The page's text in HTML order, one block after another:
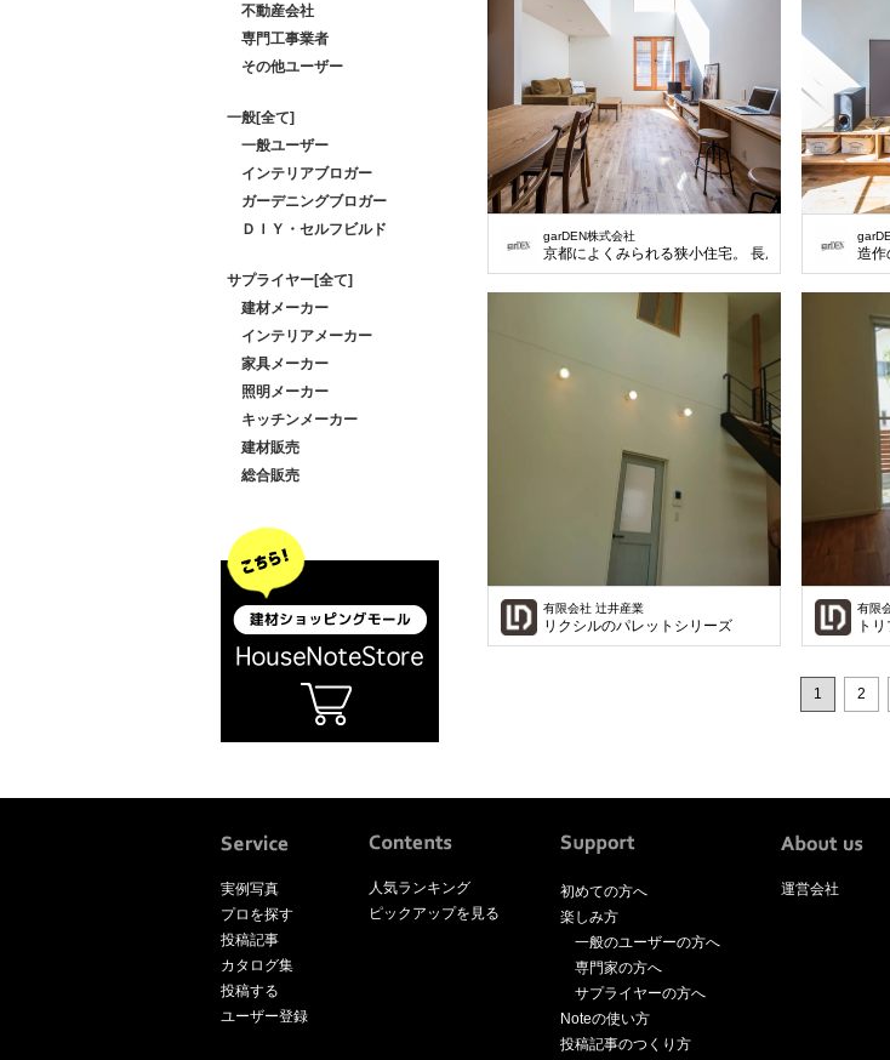
不動産会社
専門工事業者
その他ユーザー
一般[全て]
一般ユーザー
インテリアブロガー
ガーデニングブロガー
ＤＩＹ・セルフビルド
サプライヤー[全て]
建材メーカー
インテリアメーカー
家具メーカー
照明メーカー
キッチンメーカー
建材販売
総合販売
garDEN株式会社
京都によくみられる狭小住宅。 長屋プランでありな
造作
有限会社 辻井産業
リクシルのパレットシリーズ
有限
ト
1 2
実例写真
プロを探す
投稿記事
カタログ集
投稿する
ユーザー登録
人気ランキング
ピックアップを見る
初めての方へ
楽しみ方
一般のユーザーの方へ
専門家の方へ
サプライヤーの方へ
Noteの使い方
投稿記事のつくり方
運営会社